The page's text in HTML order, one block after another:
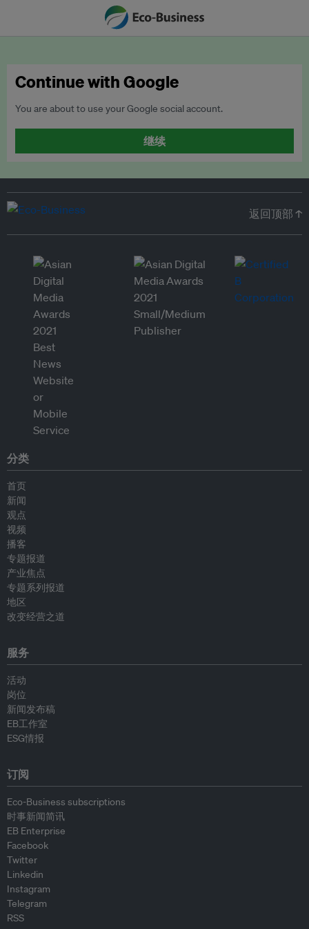
Continue with Google
You are about to use your Google social account.
继续
返回顶部 ↑
分类
首页
新闻
观点
视频
播客
专题报道
产业焦点
专题系列报道
地区
改变经营之道
服务
活动
岗位
新闻发布稿
EB工作室
ESG情报
订阅
Eco-Business subscriptions
时事新闻简讯
EB Enterprise
Facebook
Twitter
Linkedin
Instagram
Telegram
RSS